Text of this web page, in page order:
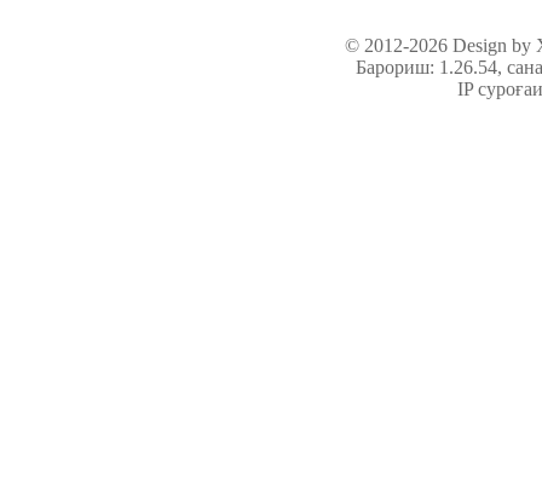
© 2012-2026 Design
Барориш: 1.26.54,
IP